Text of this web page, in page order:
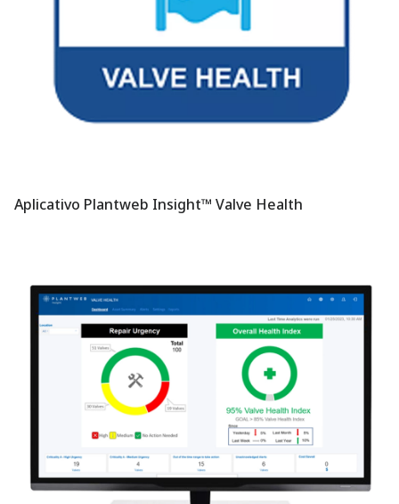
Aplicativo Plantweb Insight™ Valve Health